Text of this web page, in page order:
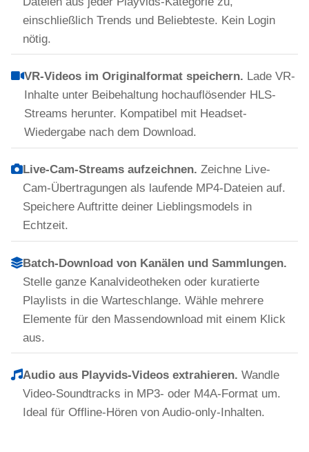
einschließlich Trends und Beliebteste. Kein Login
nötig.
VR-Videos im Originalformat speichern. Lade VR-
Inhalte unter Beibehaltung hochauflösender HLS-
Streams herunter. Kompatibel mit Headset-
Wiedergabe nach dem Download.
Live-Cam-Streams aufzeichnen. Zeichne Live-
Cam-Übertragungen als laufende MP4-Dateien auf.
Speichere Auftritte deiner Lieblingsmodels in
Echtzeit.
Batch-Download von Kanälen und Sammlungen.
Stelle ganze Kanalvideotheken oder kuratierte
Playlists in die Warteschlange. Wähle mehrere
Elemente für den Massendownload mit einem Klick
aus.
Audio aus Playvids-Videos extrahieren. Wandle
Video-Soundtracks in MP3- oder M4A-Format um.
Ideal für Offline-Hören von Audio-only-Inhalten.